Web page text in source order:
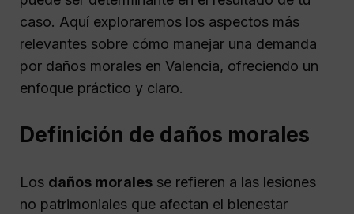
caso. Aquí exploraremos los aspectos más
relevantes sobre cómo manejar una demanda
por daños morales en Valencia, ofreciendo un
enfoque práctico y claro.
Definición de daños morales
Los daños morales se refieren a las lesiones
no patrimoniales que afectan el bienestar